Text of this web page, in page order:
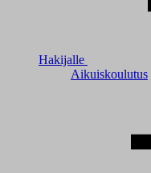
Hakijalle
Aikuiskoulutus